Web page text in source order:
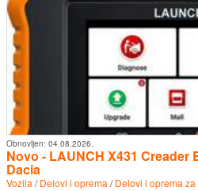
Obnovljen: 04.08.2026.
Novo - LAUNCH X431 Creader
Dacia
Vozila /Delovi i oprema /Delovi i oprema